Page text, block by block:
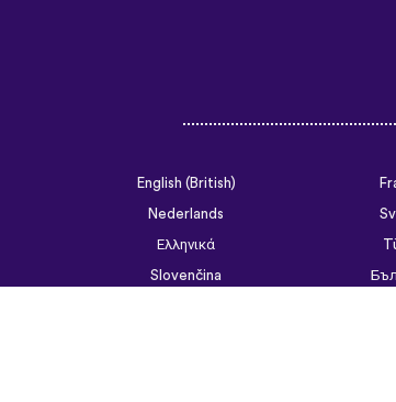
English (British)
Ελληνικά
Slovenčina
ไทย